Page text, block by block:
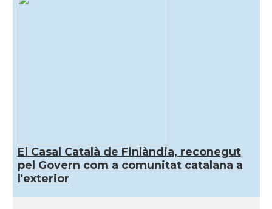
El Casal Català de Finlàndia, reconegut
pel Govern com a comunitat catalana a
l'exterior